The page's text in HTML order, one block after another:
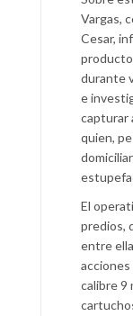
Vargas,
Cesar,
durante
e
capturar
quien,
El
predios,
entre
acciones
calibre 9